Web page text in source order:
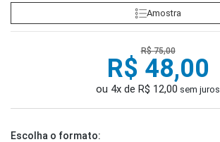
Amostra
R$ 75,00
R$ 48,00
ou 4x de R$ 12,00 sem juros
Escolha o formato: